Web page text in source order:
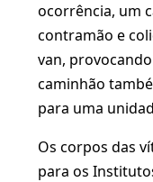
ocorrência, um
contramão e
van,
caminhão
para uma
Os corpos das
para os